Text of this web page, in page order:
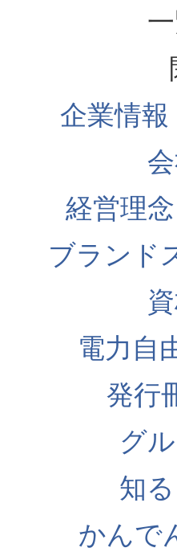
企業情
経営理
ブランド
電力自
発行
グ
知
かんで